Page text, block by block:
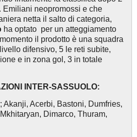
Emiliani neopromossi e che
netta il salto di categoria,
ha optato per un atteggiamento
il prodotto è una squadra
difensivo, 5 le reti subite,
e in zona gol, 3 in totale
INTER-SASSUOLO:
Akanji, Acerbi, Bastoni, Dumfries,
Dimarco, Thuram,